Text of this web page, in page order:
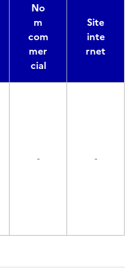
No
m
com
mer
cial
Site
inte
rnet
- -